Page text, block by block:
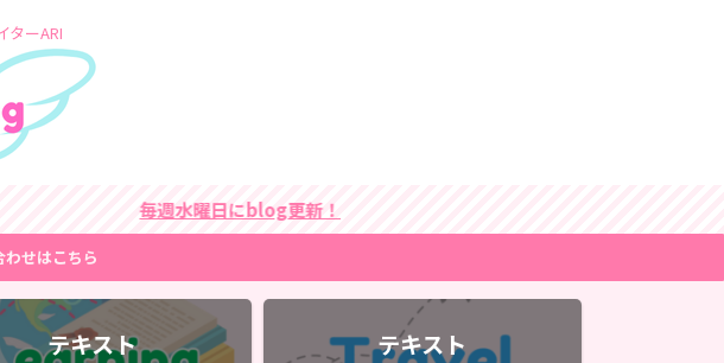
ターARI
毎週水曜日にblog更新！
わせはこちら
テキスト テキスト